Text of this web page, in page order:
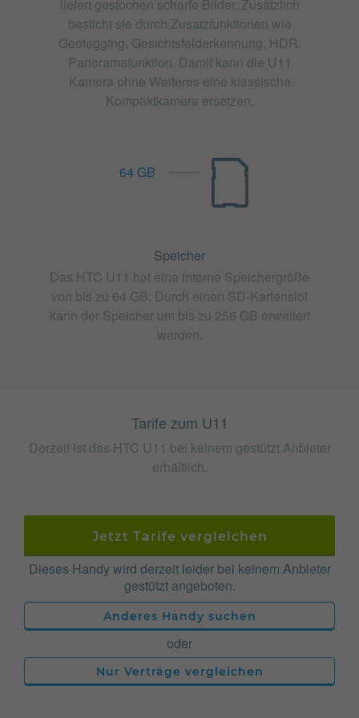
liefert gestochen scharfe Bilder. Zusätzlich
besticht sie durch Zusatzfunktionen wie
Geotagging, Gesichtsfelderkennung, HDR,
Panoramafunktion. Damit kann die U11
Kamera ohne Weiteres eine klassische
Kompaktkamera ersetzen.
64 GB
Speicher
Das HTC U11 hat eine interne Speichergröße
von bis zu 64 GB. Durch einen SD-Kartenslot
kann der Speicher um bis zu 256 GB erweitert
werden.
Tarife zum U11
Derzeit ist das HTC U11 bei keinem gestützt Anbieter
erhältlich.
Jetzt Tarife vergleichen
Dieses Handy wird derzeit leider bei keinem Anbieter
gestützt angeboten.
Anderes Handy suchen
oder
Nur Verträge vergleichen